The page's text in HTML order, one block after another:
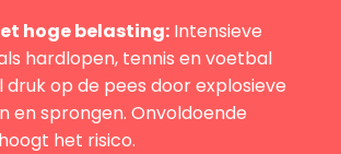
hoge belasting: Intensieve
hardlopen, tennis en voetbal
druk op de pees door explosieve
en sprongen. Onvoldoende
het risico.